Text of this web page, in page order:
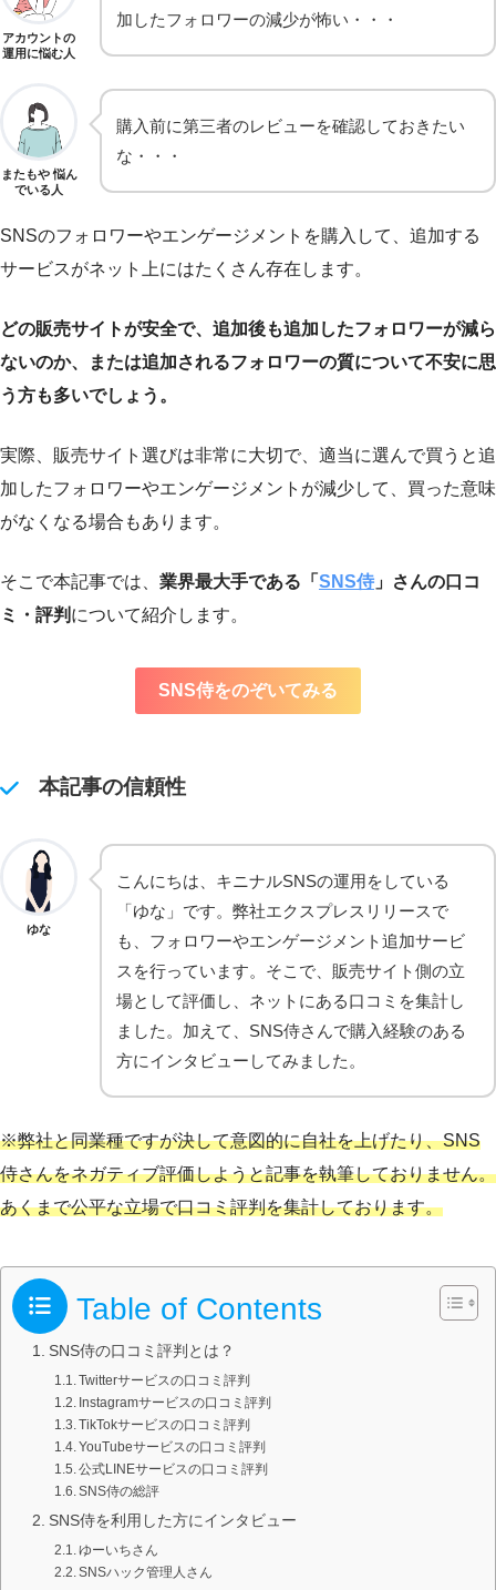
アカウントの
運用に悩む人
加したフォロワーの減少が怖い・・・
またもや 悩ん
でいる人
購入前に第三者のレビューを確認しておきたい
な・・・
SNSのフォロワーやエンゲージメントを購入して、追加する
サービスがネット上にはたくさん存在します。
どの販売サイトが安全で、追加後も追加したフォロワーが減ら
ないのか、または追加されるフォロワーの質について不安に思
う方も多いでしょう。
実際、販売サイト選びは非常に大切で、適当に選んで買うと追
加したフォロワーやエンゲージメントが減少して、買った意味
がなくなる場合もあります。
そこで本記事では、 業界最大手である「 SNS侍 」さんの口コ
ミ・評判 について紹介します。
SNS侍をのぞいてみる
本記事の信頼性
ゆな
こんにちは、キニナルSNSの運用をしている
「ゆな」です。弊社エクスプレスリリースで
も、フォロワーやエンゲージメント追加サービ
スを行っています。そこで、販売サイト側の立
場として評価し、ネットにある口コミを集計し
ました。加えて、SNS侍さんで購入経験のある
方にインタビューしてみました。
※弊社と同業種ですが決して意図的に自社を上げたり、SNS
侍さんをネガティブ評価しようと記事を執筆しておりません。
あくまで公平な立場で口コミ評判を集計しております。
Table of Contents
SNS侍の口コミ評判とは？
Twitterサービスの口コミ評判
Instagramサービスの口コミ評判
TikTokサービスの口コミ評判
YouTubeサービスの口コミ評判
公式LINEサービスの口コミ評判
SNS侍の総評
SNS侍を利用した方にインタビュー
ゆーいちさん
SNSハック管理人さん